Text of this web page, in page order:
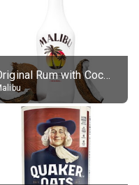
Original Rum with Coconut Flavour (21% alc.)